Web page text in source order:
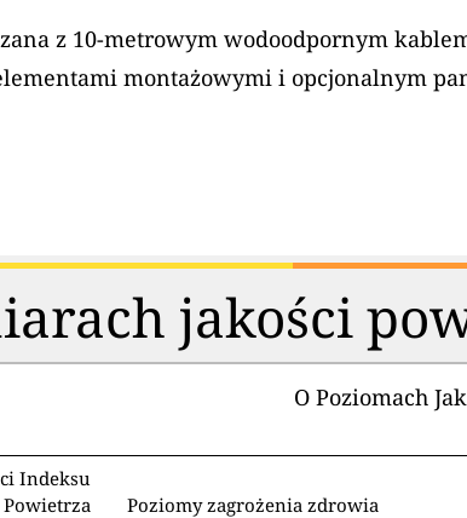
z 10-metrowym wodoodpornym
montażowymi i opcjonalnym
jakości
O Poziomach
Indeksu
Powietrza
Poziomy zagrożenia zdrowia